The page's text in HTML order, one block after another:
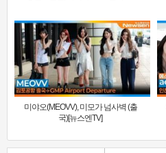
미야오(MEOVV), 미모가 넘사벽 (출
국)[뉴스엔TV]